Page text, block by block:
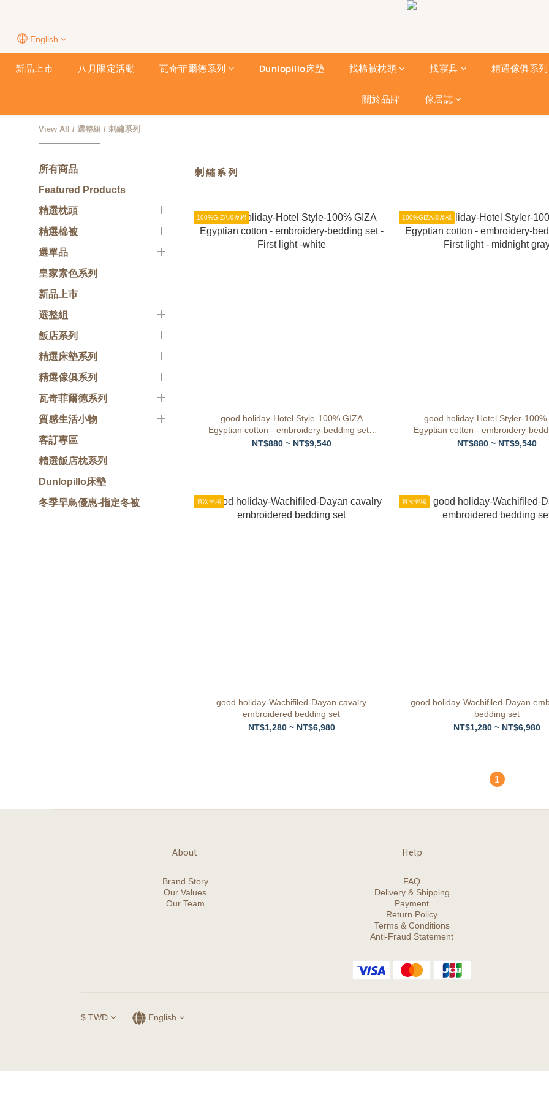
English
新品上市 八月限定活動 瓦奇菲爾德系列 Dunlopillo床墊 找棉被枕頭 找寢具 精選傢俱系列
關於品牌 傢居誌
View All / 選整組 / 刺繡系列
所有商品
Featured Products
精選枕頭
精選棉被
選單品
皇家素色系列
新品上市
選整組
飯店系列
精選床墊系列
精選傢俱系列
瓦奇菲爾德系列
質感生活小物
客訂專區
精選飯店枕系列
Dunlopillo床墊
冬季早鳥優惠-指定冬被
刺繡系列
100%GIZA埃及棉
good holiday-Hotel Style-100% GIZA
Egyptian cotton - embroidery-bedding set -
First light -white
NT$880 ~ NT$9,540
100%GIZA埃及棉
good holiday-Hotel Styler-100%
Egyptian cotton - embroidery-
First light - midnight gray
NT$880 ~ NT$9,540
首次登場
good holiday-Wachifiled-Dayan cavalry
embroidered bedding set
NT$1,280 ~ NT$6,980
首次登場
good holiday-Wachifiled-Dayan
bedding set
NT$1,280 ~ NT$6,980
1
About
Brand Story
Our Values
Our Team
Help
FAQ
Delivery & Shipping
Payment
Return Policy
Terms & Conditions
Anti-Fraud Statement
$ TWD English